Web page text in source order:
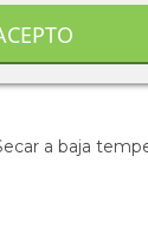
a baja